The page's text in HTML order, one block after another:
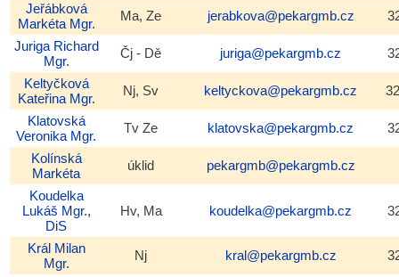
Jeřábková
Markéta Mgr.
Ma, Ze jerabkova@pekargmb.cz
Juriga Richard
Mgr.
Čj - Dě juriga@pekargmb.cz
Keltyčková
Kateřina Mgr.
Nj, Sv keltyckova@pekargmb.cz
Klatovská
Veronika Mgr.
Tv Ze klatovska@pekargmb.cz
Kolínská
Markéta
úklid
pekargmb@pekargmb.cz
Koudelka
Lukáš Mgr.,
DiS
Hv, Ma koudelka@pekargmb.cz
Král Milan
Mgr.
Nj kral@pekargmb.cz